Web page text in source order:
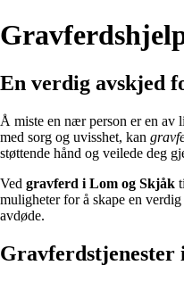
En verdig avskjed
Å miste en nær person er en av
med sorg og uvisshet, kan
støttende hånd og veilede deg
Ved gravferd i Lom og Skjåk
muligheter for å skape en
avdøde.
Gravferdstjenester